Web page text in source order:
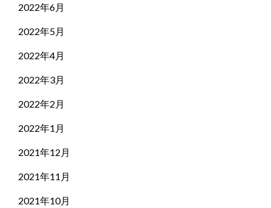
2022年6月
2022年5月
2022年4月
2022年3月
2022年2月
2022年1月
2021年12月
2021年11月
2021年10月